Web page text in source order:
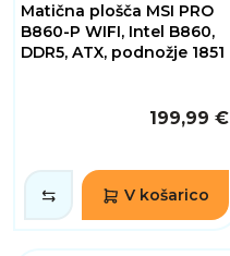
Matična plošča MSI PRO
B860-P WIFI, Intel B860,
DDR5, ATX, podnožje 1851
199,99 €
V košarico